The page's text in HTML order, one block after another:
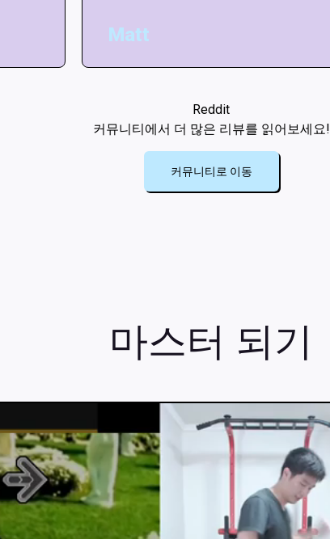
Matt
Reddit
커뮤니티에서 더 많은 리뷰를 읽어보세요!
커뮤니티로 이동
마스터 되기